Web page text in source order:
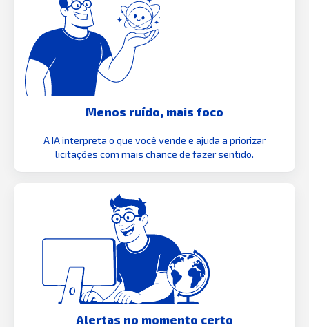
Menos ruído, mais foco
A IA interpreta o que você vende e ajuda a priorizar
licitações com mais chance de fazer sentido.
Alertas no momento certo